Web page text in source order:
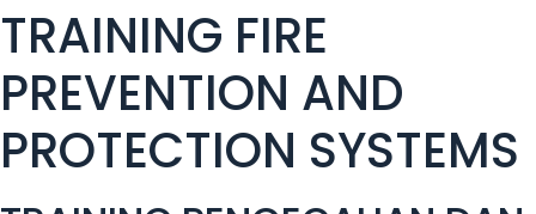
TRAINING FIRE
PREVENTION AND
PROTECTION SYSTEMS